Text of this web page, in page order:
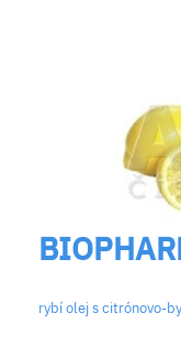
rybí olej s citrónovo-